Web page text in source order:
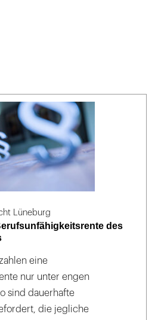
Lüneburg
des
eine
nur unter engen
sind dauerhafte
die jegliche